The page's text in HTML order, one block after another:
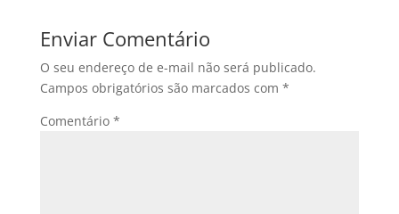
Enviar Comentário
O seu endereço de e-mail não será publicado.
Campos obrigatórios são marcados com *
Comentário *